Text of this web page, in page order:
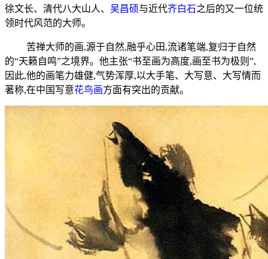
徐文长、清代八大山人、 吴昌硕与近代齐白石之后的又一位统
领时代风范的大师。
苦禅大师的画,源于自然,融乎心田,流诸笔端,复归于自然
的“天籁自鸣”之境界。他主张“书至画为高度,画至书为极则”,
因此,他的画笔力雄健,气势浑厚,以大手笔、大写意、大写情而
著称,在中国写意花鸟画方面有突出的贡献。